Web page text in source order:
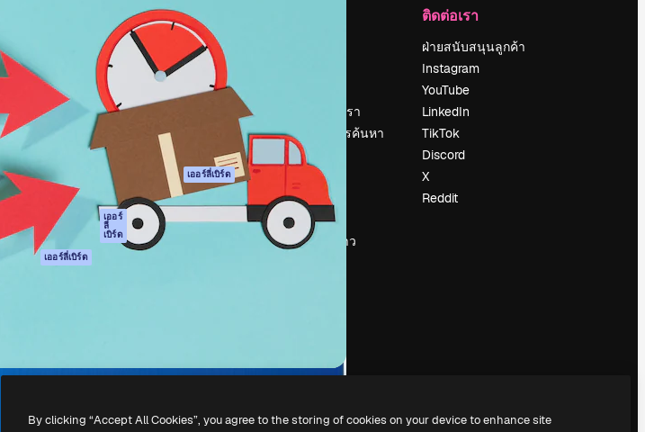
Spaces
ผู้ช่วย AI
เครื่องมือสร้าง
รูปภาพด้วย AI
เครื่องมือสร้างวิดีโอ
เครื่องกำเนิดเสียง AI
สต็อกเนื้อหา
MCP สำหรับ
Claude/ChatGPT
เออร์
ลี่
เบิร์ด
Agents เออร์ลี่เบิร์ด
เริ่มต้นใช้งาน
Academy
เอกสาร
การสนับสนุน
เงื่อนไขการใช้งาน
นโยบายความเป็น
ส่วนตัว
ต้นฉบับ เออร์ลี่เบิร์ด
นโยบายคุกกี้
ศูนย์ความน่าเชื่อถือ
พันธมิตร
ร่วมงานกับเรา
แนวโน้มการค้นหา
บล็อก
กิจกรรม
Slidesgo
ขายเนื้อหา
ห้องแถลงข่าว
ติดต่อเรา
ฝ่ายสนับสนุนลูกค้า
Instagram
YouTube
LinkedIn
TikTok
Discord
X
Reddit
By clicking “Accept All Cookies”, you agree to the storing of cookies on your device to enhance site